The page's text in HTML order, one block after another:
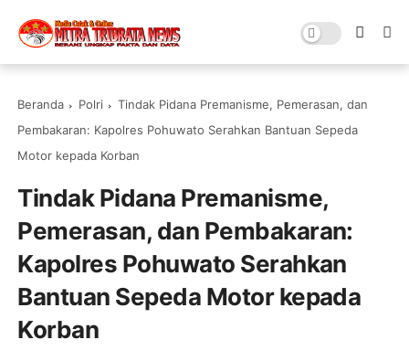
Beranda Polri
Tindak Pidana Premanisme, Pemerasan, dan
Pembakaran: Kapolres Pohuwato Serahkan Bantuan Sepeda
Motor kepada Korban
Tindak Pidana Premanisme,
Pemerasan, dan Pembakaran:
Kapolres Pohuwato Serahkan
Bantuan Sepeda Motor kepada
Korban